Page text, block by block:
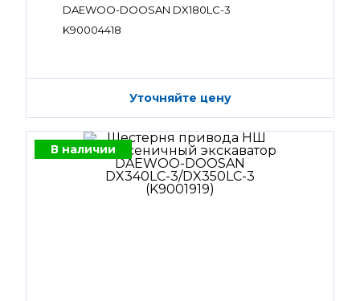
DAEWOO-DOOSAN DX180LC-3
K90004418
Уточняйте цену
В наличии